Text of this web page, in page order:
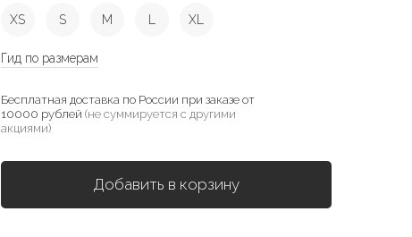
XS S M L XL
Гид по размерам
Бесплатная доставка по России при заказе от
10000 рублей (не суммируется с другими
акциями)
Добавить в корзину